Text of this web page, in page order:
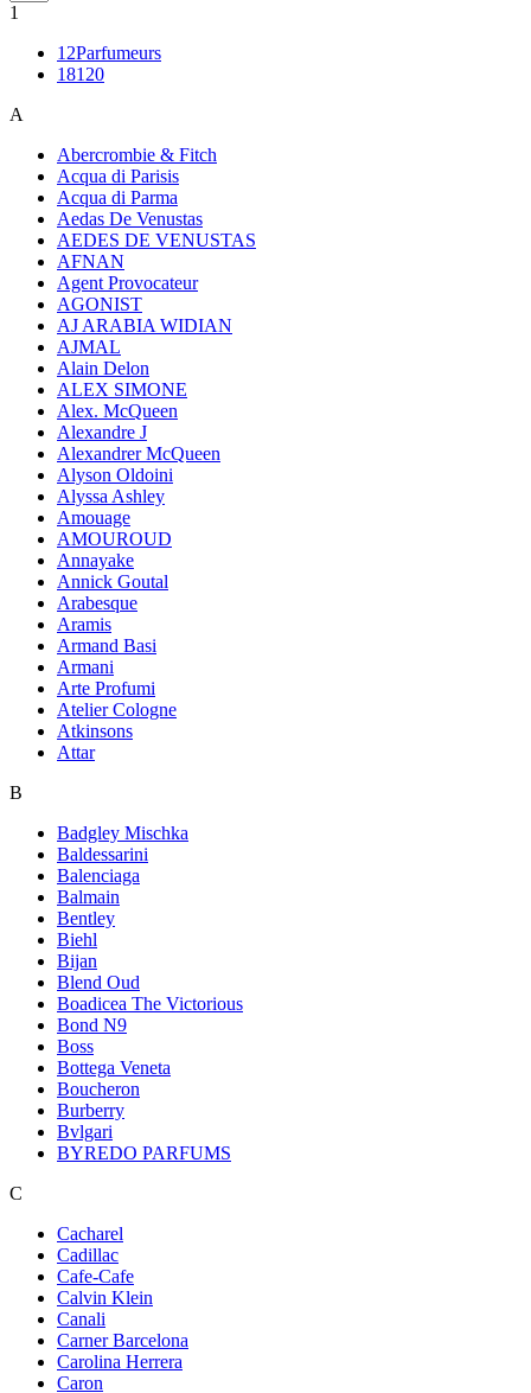
1
12Parfumeurs
18120
A
Abercrombie & Fitch
Acqua di Parisis
Acqua di Parma
Aedas De Venustas
AEDES DE VENUSTAS
AFNAN
Agent Provocateur
AGONIST
AJ ARABIA WIDIAN
AJMAL
Alain Delon
ALEX SIMONE
Alex. McQueen
Alexandre J
Alexandrer McQueen
Alyson Oldoini
Alyssa Ashley
Amouage
AMOUROUD
Annayake
Annick Goutal
Arabesque
Aramis
Armand Basi
Armani
Arte Profumi
Atelier Cologne
Atkinsons
Attar
B
Badgley Mischka
Baldessarini
Balenciaga
Balmain
Bentley
Biehl
Bijan
Blend Oud
Boadicea The Victorious
Bond N9
Boss
Bottega Veneta
Boucheron
Burberry
Bvlgari
BYREDO PARFUMS
C
Cacharel
Cadillac
Cafe-Cafe
Calvin Klein
Canali
Carner Barcelona
Carolina Herrera
Caron